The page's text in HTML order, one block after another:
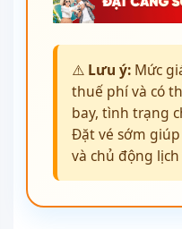
⚠️ Lưu ý:Mức
thuế phí và có
bay, tình trạng
Đặt vé sớm
và chủ động